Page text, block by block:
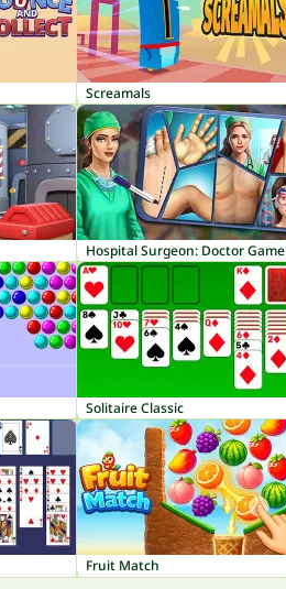
Screamals
Hospital Surgeon: Doctor Game
Solitaire Classic
Fruit Match